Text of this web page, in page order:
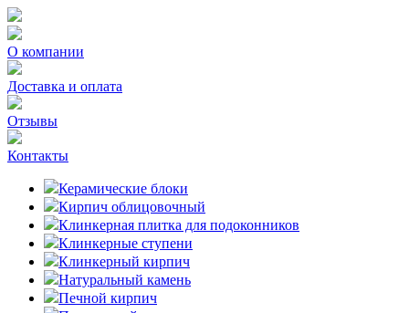
О компании
Доставка и оплата
Отзывы
Контакты
Керамические блоки
Кирпич облицовочный
Клинкерная плитка для подоконников
Клинкерные ступени
Клинкерный кирпич
Натуральный камень
Печной кирпич